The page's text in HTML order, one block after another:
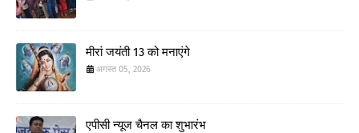
मीरां जयंती 13 को मनाएंगे
अगस्त 05, 2026
एपीसी न्यूज चैनल का शुभारंभ